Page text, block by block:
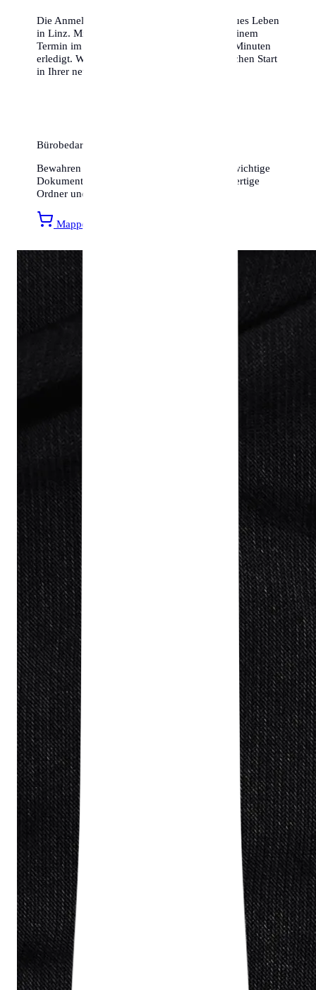
Die Anmeldung ist die Eintrittskarte in Ihr neues Leben
in Linz. Mit den richtigen Dokumenten und einem
Termin im Gepäck ist das Ganze in wenigen Minuten
erledigt. Wir wünschen Ihnen einen erfolgreichen Start
in Ihrer neuen Heimat!
Bürobedarf & Organisation
Bewahren Sie Ihren Meldebeleg und andere wichtige
Dokumente sicher auf. Entdecken Sie hochwertige
Ordner und Mappen bei Amazon.
Mappen entdecken »